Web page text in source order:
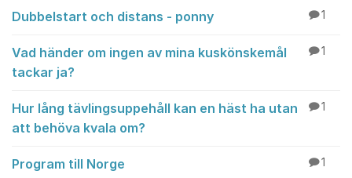
Dubbelstart och distans - ponny 1
Vad händer om ingen av mina kuskönskemål
tackar ja?
1
Hur lång tävlingsuppehåll kan en häst ha utan
att behöva kvala om?
1
Program till Norge 1